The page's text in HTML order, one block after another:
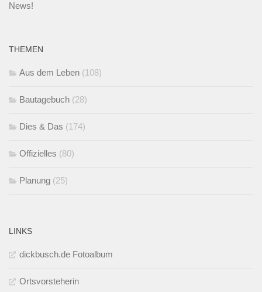
News!
THEMEN
Aus dem Leben (108)
Bautagebuch (28)
Dies & Das (174)
Offizielles (80)
Planung (25)
LINKS
dickbusch.de Fotoalbum
Ortsvorsteherin